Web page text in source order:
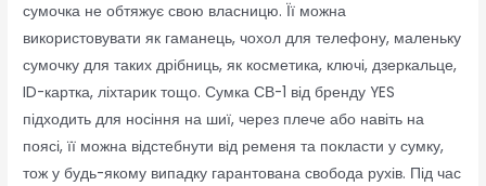
сумочка не обтяжує свою власницю. Її можна
використовувати як гаманець, чохол для телефону, маленьку
сумочку для таких дрібниць, як косметика, ключі, дзеркальце,
ID-картка, ліхтарик тощо. Сумка СВ-1 від бренду YES
підходить для носіння на шиї, через плече або навіть на
поясі, її можна відстебнути від ременя та покласти у сумку,
тож у будь-якому випадку гарантована свобода рухів. Під час